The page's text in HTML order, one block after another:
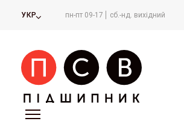
УКР пн-пт 09-17 сб.-нд. вихідний